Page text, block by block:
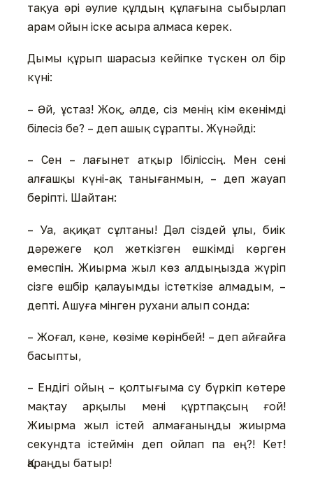
тақуа әрі әулие құлдың құлағына сыбырлап
арам ойын іске асыра алмаса керек.
Дымы құрып шарасыз кейіпке түскен ол бір
күні:
– Әй, ұстаз! Жоқ, әлде, сіз менің кім екенімді
білесіз бе? – деп ашық сұрапты. Жүнәйді:
– Сен – лағынет атқыр Ібіліссің. Мен сені
алғашқы күні-ақ танығанмын, – деп жауап
беріпті. Шайтан:
– Уа, ақиқат сұлтаны! Дәл сіздей ұлы, биік
дәрежеге қол жеткізген ешкімді көрген
емеспін. Жиырма жыл көз алдыңызда жүріп
сізге ешбір қалауымды істеткізе алмадым, –
депті. Ашуға мінген рухани алып сонда:
– Жоғал, кәне, көзіме көрінбей! – деп айғайға
басыпты,
– Ендігі ойың – қолтығыма су бүркіп көтере
мақтау арқылы мені құртпақсың ғой!
Жиырма жыл істей алмағаныңды жиырма
секундта істеймін деп ойлап па ең?! Кет!
Қараңды батыр!